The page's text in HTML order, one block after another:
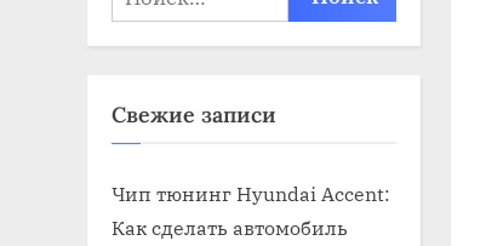
Свежие записи
Чип тюнинг Hyundai Accent:
Как сделать автомобиль